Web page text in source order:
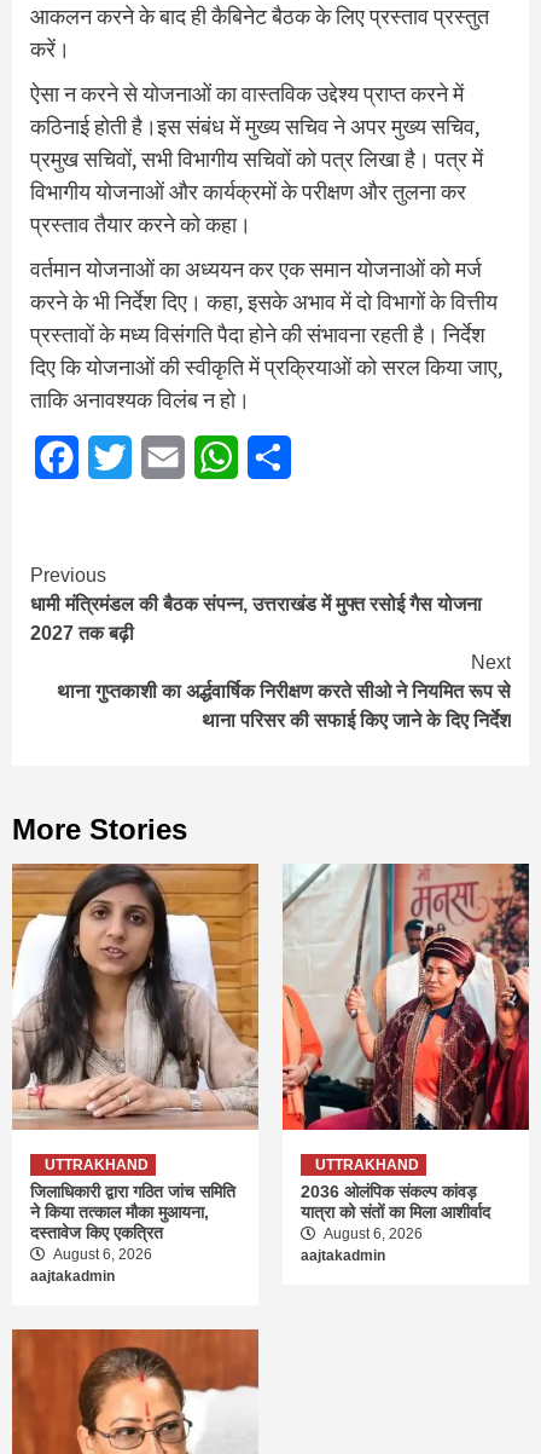
आकलन करने के बाद ही कैबिनेट बैठक के लिए प्रस्ताव प्रस्तुत
करें।
ऐसा न करने से योजनाओं का वास्तविक उद्देश्य प्राप्त करने में
कठिनाई होती है।इस संबंध में मुख्य सचिव ने अपर मुख्य सचिव,
प्रमुख सचिवों, सभी विभागीय सचिवों को पत्र लिखा है। पत्र में
विभागीय योजनाओं और कार्यक्रमों के परीक्षण और तुलना कर
प्रस्ताव तैयार करने को कहा।
वर्तमान योजनाओं का अध्ययन कर एक समान योजनाओं को मर्ज
करने के भी निर्देश दिए। कहा, इसके अभाव में दो विभागों के वित्तीय
प्रस्तावों के मध्य विसंगति पैदा होने की संभावना रहती है। निर्देश
दिए कि योजनाओं की स्वीकृति में प्रक्रियाओं को सरल किया जाए,
ताकि अनावश्यक विलंब न हो।
FacebookTwitter Email WhatsApp
Continue
Reading
Previous
धामी मंत्रिमंडल की बैठक संपन्‍न, उत्तराखंड में मुफ्त रसोई गैस योजना
2027 तक बढ़ी
Next
थाना गुप्तकाशी का अर्द्धवार्षिक निरीक्षण करते सीओ ने नियमित रूप से
थाना परिसर की सफाई किए जाने के दिए निर्देश
More Stories
UTTRAKHAND
जिलाधिकारी द्वारा गठित जांच समिति
ने किया तत्काल मौका मुआयना,
दस्तावेज किए एकत्रित
August 6, 2026
aajtakadmin
UTTRAKHAND
2036 ओलंपिक संकल्प कांवड़
यात्रा को संतों का मिला आशीर्वाद
August 6, 2026
aajtakadmin